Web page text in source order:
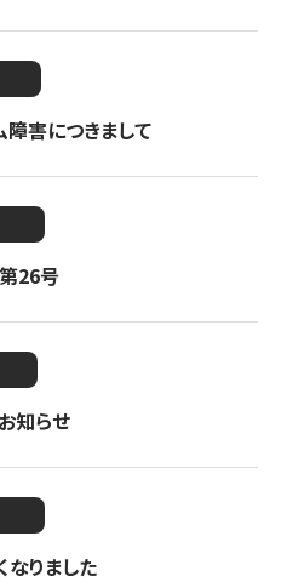
害につきまして
26号
知らせ
なりました